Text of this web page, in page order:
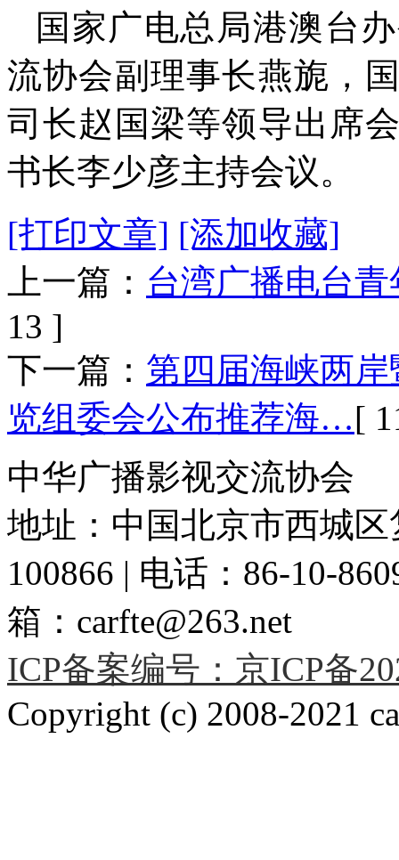
国家广电总局港澳台
流协会副理事长燕旎，
司长赵国梁等领导出席
书长李少彦主持会议。
[打印文章] [添加收藏]
上一篇： 台湾广播电台
13 ]
下一篇： 第四届海峡两
览组委会公布推荐海…[
中华广播影视交流协会
地址：中国北京市西城
100866 | 电话：86-10-
箱：carfte@263.net
ICP备案编号：京ICP备
Copyright (c) 2008-2021